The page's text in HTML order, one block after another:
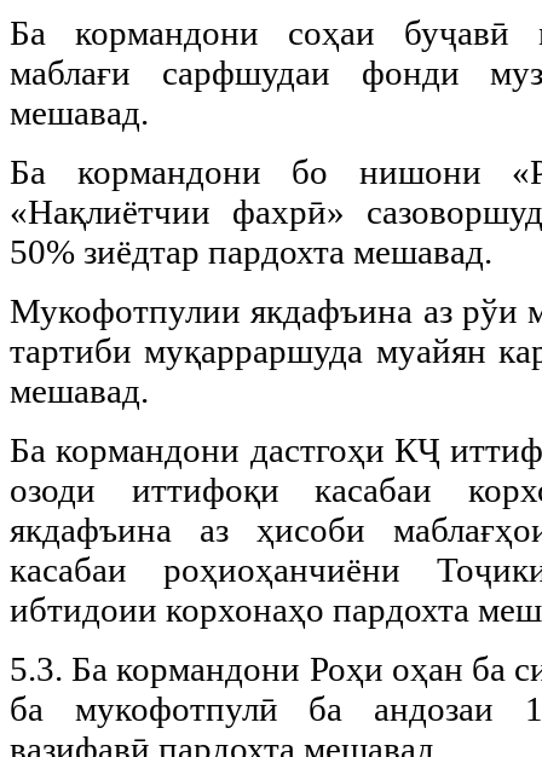
Ба кормандони соҳаи буҷавӣ
маблағи сарфшудаи фонди
мешавад.
Ба кормандони бо нишони
«Нақлиётчии фахрӣ»
50% зиёдтар пардохта мешавад.
Мукофотпулии якдафъина аз рўи
тартиби муқарраршуда муайян
мешавад.
Ба кормандони дастгоҳи КҶ
озоди иттифоқи касабаи
якдафъина аз ҳисоби
касабаи роҳиоҳанчиёни
ибтидоии корхонаҳо пардохта
5.3. Ба кормандони Роҳи оҳан ба
ба мукофотпулӣ ба андозаи
вазифавӣ пардохта мешавад.